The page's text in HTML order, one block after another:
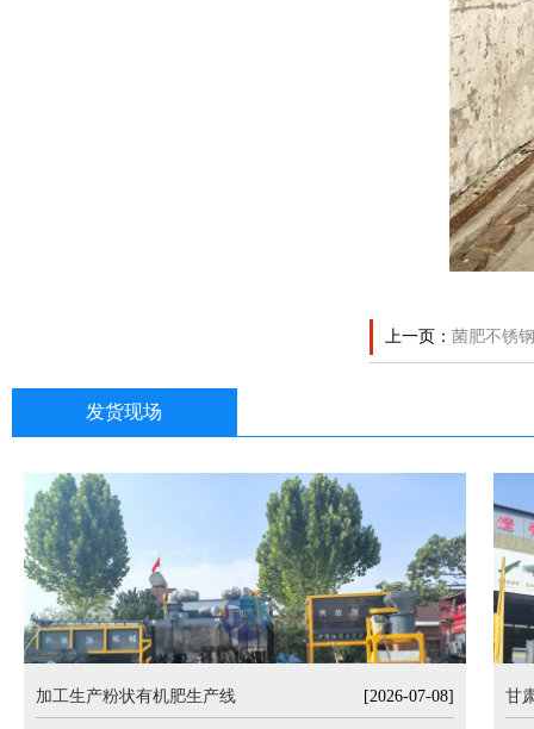
上一页： 菌肥不锈
发货现场
加工生产粉状有机肥生产线 [2026-07-08] 甘